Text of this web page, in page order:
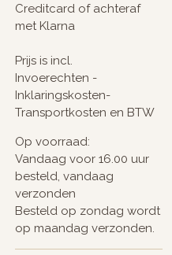
Creditcard of achteraf
met Klarna
Prijs is incl.
Invoerechten -
Inklaringskosten-
Transportkosten en BTW
Op voorraad:
Vandaag voor 16.00 uur
besteld, vandaag
verzonden
Besteld op zondag wordt
op maandag verzonden.